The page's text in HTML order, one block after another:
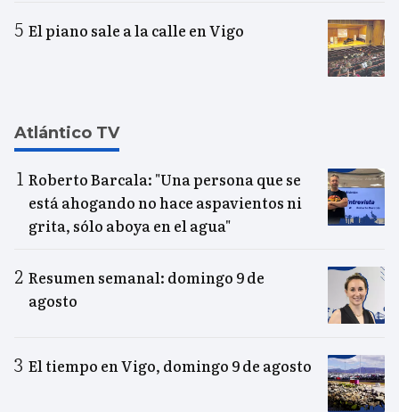
El piano sale a la calle en Vigo
Atlántico TV
Roberto Barcala: "Una persona que se
está ahogando no hace aspavientos ni
grita, sólo aboya en el agua"
Resumen semanal: domingo 9 de
agosto
El tiempo en Vigo, domingo 9 de agosto